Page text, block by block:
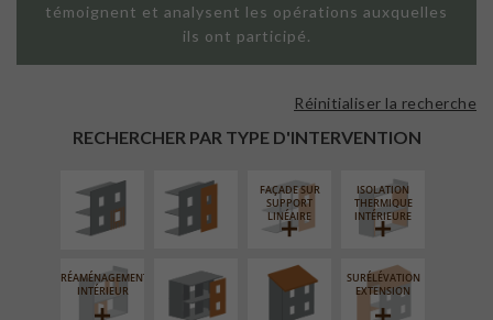
témoignent et analysent les opérations auxquelles
ils ont participé.
RECHERCHER PAR TYPE D'INTERVENTION
Réinitialiser la recherche
EXTÉRIEURE
FAÇADE SUR
SUPPORT
LINÉAIRE
ISOLATION
THERMIQUE
INTÉRIEURE
RÉAMÉNAGEMENT
INTÉRIEUR
FERMETURE
LOGGIAS
RÉFECTION DES
TOITURES
SURÉLÉVATION
EXTENSION
AMÉNAGEMENT
EXTÉRIEUR
PROCÉDÉ
PARTICULIER